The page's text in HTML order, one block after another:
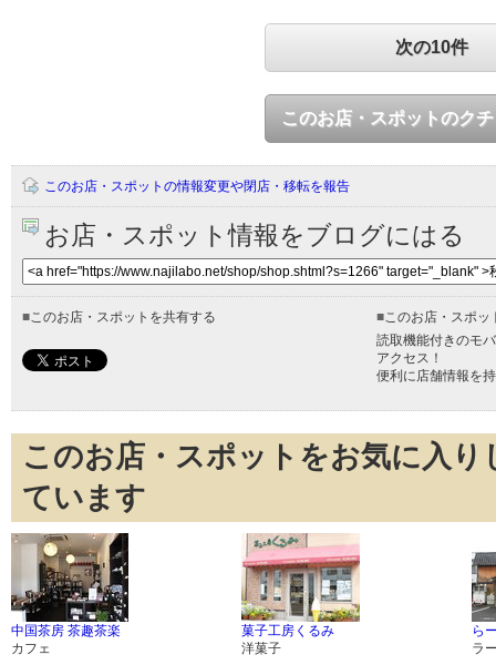
次の10件
このお店・スポットのク
このお店・スポットの情報変更や閉店・移転を報告
お店・スポット情報をブログにはる
■このお店・スポットを共有する ■このお店・スポッ
読取機能付きのモ
アクセス！
便利に店舗情報を
このお店・スポットをお気に入
ています
中国茶房 茶趣茶楽
カフェ
菓子工房くるみ
洋菓子
ら
ラ